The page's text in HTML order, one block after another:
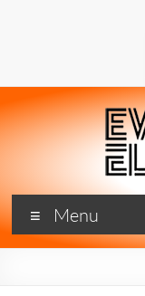
ewdel.cz
…
Menu